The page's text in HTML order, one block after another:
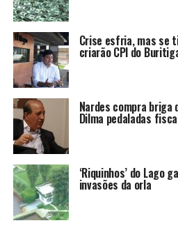
Crise esfria, mas se
criarão CPI do
Nardes compra briga
Dilma pedaladas
‘Riquinhos’ do Lago
invasões da orla